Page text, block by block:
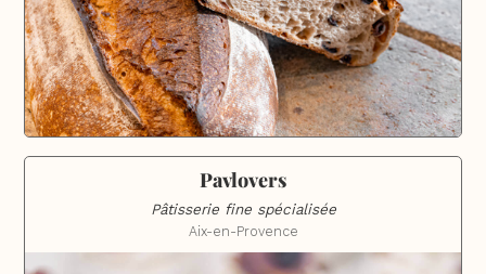
Pavlovers
Pâtisserie fine spécialisée
Aix-en-Provence